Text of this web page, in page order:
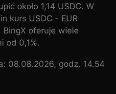
około 1,14 USDC. W
kurs USDC - EUR
BingX oferuje wiele
od 0,1%.
08.08.2026, godz. 14.54